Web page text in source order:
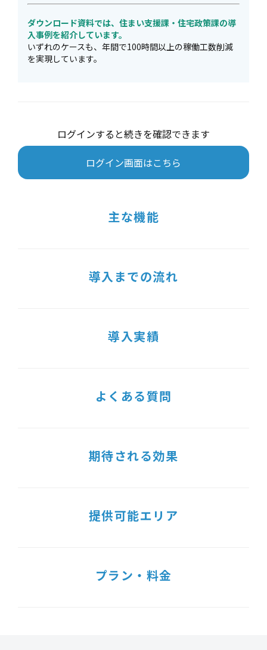
ダウンロード資料では、住まい支援課・住宅政策課の導
入事例を紹介しています。
いずれのケースも、年間で100時間以上の稼働工数削減
を実現しています。
ログインすると続きを確認できます
ログイン画面はこちら
主な機能
導入までの流れ
導入実績
よくある質問
期待される効果
提供可能エリア
プラン・料金